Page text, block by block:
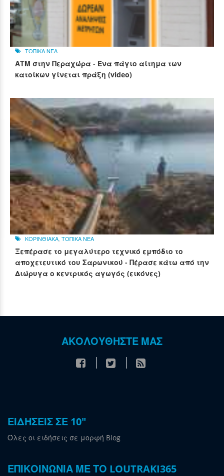
ΤΟΠΙΚΑ ΝΕΑ
ΑΤΜ στην Περαχώρα - Ένα πάγιο αίτημα των
κατοίκων γίνεται πράξη (video)
ΚΟΡΙΝΘΙΑΚΑ ΤΟΠΙΚΑ ΝΕΑ
Ξεπέρασε το μεγαλύτερο τεχνικό εμπόδιο το
αποχετευτικό του Σαρωνικού - Πέρασε κάτω από την
Διώρυγα ο κεντρικός αγωγός (εικόνες)
ΑΚΟΛΟΥΘΗΣΤΕ ΜΑΣ
ΕΙΔΗΣΕΙΣ ΣΕ 10"
Όλες οι ειδήσεις σε μορφή Blog
ΕΠΙΚΟΙΝΩΝΙΑ ΜΕ ΤΟ LOUTRAKI365